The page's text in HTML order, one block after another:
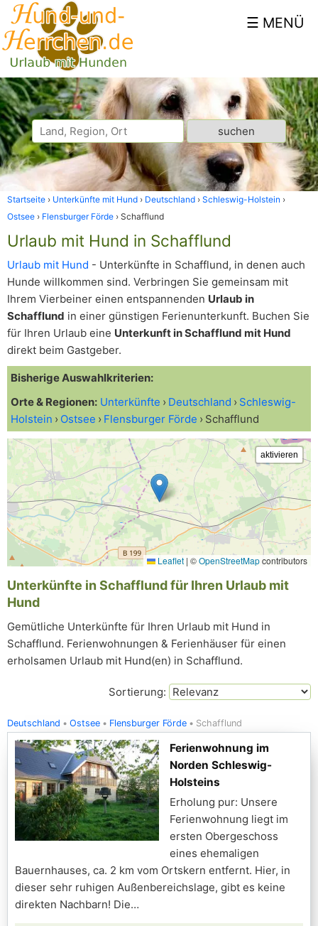
Startseite Unterkünfte mit Hund Deutschland
Schleswig-Holstein
Ostsee
Flensburger Förde Schafflund
Urlaub mit Hund in Schafflund
Urlaub mit Hund - Unterkünfte in Schafflund, in denen auch
Hunde willkommen sind. Verbringen Sie gemeinsam mit
Ihrem Vierbeiner einen entspannenden Urlaub in
Schafflund in einer günstigen Ferienunterkunft. Buchen Sie
für Ihren Urlaub eine Unterkunft in Schafflund mit Hund
direkt beim Gastgeber.
Bisherige Auswahlkriterien:
Orte & Regionen: Unterkünfte Deutschland
Schleswig-
Holstein
Ostsee Flensburger Förde Schafflund
Leaflet | ©OpenStreetMapcontributors
Unterkünfte in Schafflund für Ihren Urlaub mit
Hund
Gemütliche Unterkünfte für Ihren Urlaub mit Hund in
Schafflund. Ferienwohnungen & Ferienhäuser für einen
erholsamen Urlaub mit Hund(en) in Schafflund.
Sortierung:
Deutschland Ostsee Flensburger Förde Schafflund
Ferienwohnung im
Norden Schleswig-
Holsteins
Erholung pur: Unsere
Ferienwohnung liegt im
ersten Obergeschoss
eines ehemaligen
Bauernhauses, ca. 2 km vom Ortskern entfernt. Hier, in
dieser sehr ruhigen Außenbereichslage, gibt es keine
direkten Nachbarn! Die